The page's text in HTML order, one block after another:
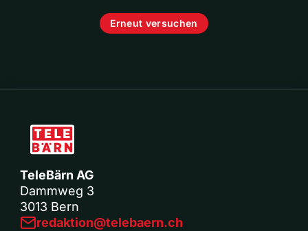
Erneut versuchen
TeleBärn AG
Dammweg 3
3013 Bern
redaktion@telebaern.ch